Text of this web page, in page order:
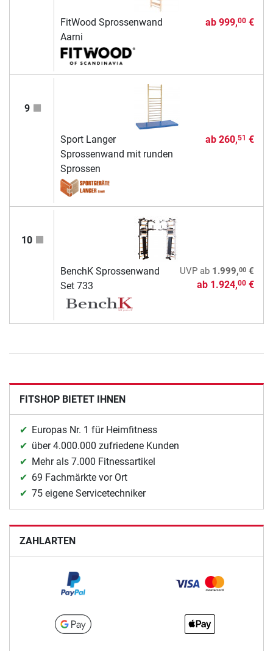
FitWood Sprossenwand
Aarni
ab 999,00€
9
Sport Langer
Sprossenwand mit runden
Sprossen
ab 260,51 €
10
BenchK Sprossenwand
Set 733
UVPab 1.999,00€
ab 1.924,00€
FITSHOP BIETET IHNEN
Europas Nr. 1 für Heimfitness
über 4.000.000 zufriedene Kunden
Mehr als 7.000 Fitnessartikel
69 Fachmärkte vor Ort
75 eigene Servicetechniker
ZAHLARTEN